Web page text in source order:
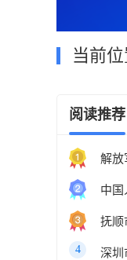
当前位
阅读推荐
解放
抚顺
4